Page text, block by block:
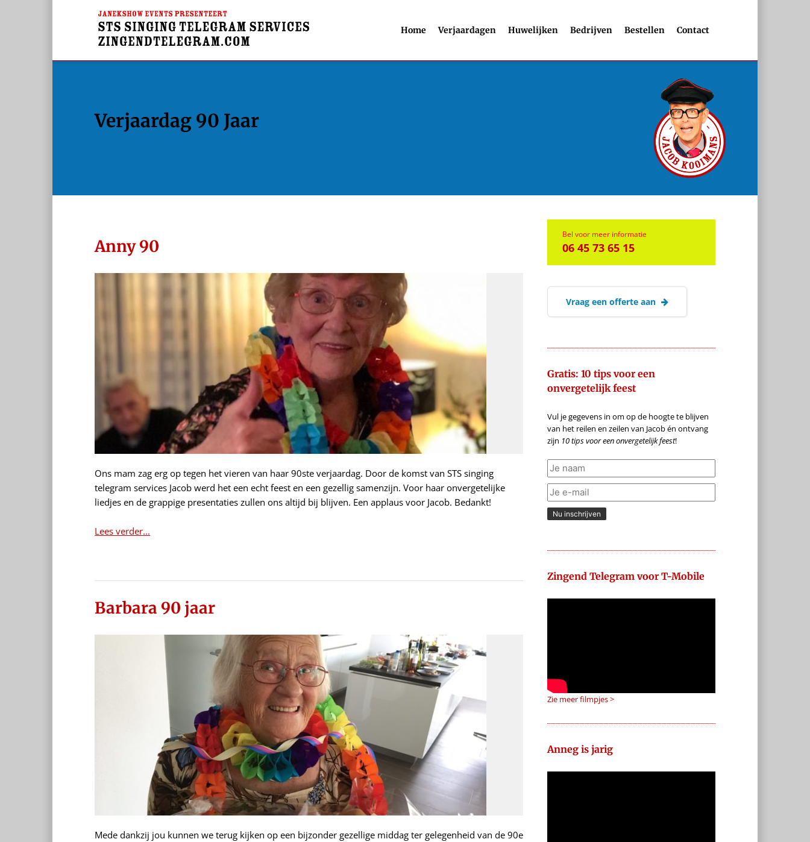
Home Verjaardagen Huwelijken Bedrijven Bestellen Contact
Verjaardag 90 Jaar
Anny 90
Ons mam zag erg op tegen het vieren van haar 90ste verjaardag. Door de komst van STS singing
telegram services Jacob werd het een echt feest en een gezellig samenzijn. Voor haar onvergetelijke
liedjes en de grappige presentaties zullen ons altijd bij blijven. Een applaus voor Jacob. Bedankt!
Lees verder...
Barbara 90 jaar
Mede dankzij jou kunnen we terug kijken op een bijzonder gezellige middag ter gelegenheid van de 90e
Bel voor meer informatie
06 45 73 65 15
Vraag een offerte aan
Gratis: 10 tips voor een
onvergetelijk feest
Vul je gegevens in om op de hoogte te blijven
van het reilen en zeilen van Jacob én ontvang
zijn 10 tips voor een onvergetelijk feest!
Zingend Telegram voor T-Mobile
Zie meer filmpjes >
Anneg is jarig